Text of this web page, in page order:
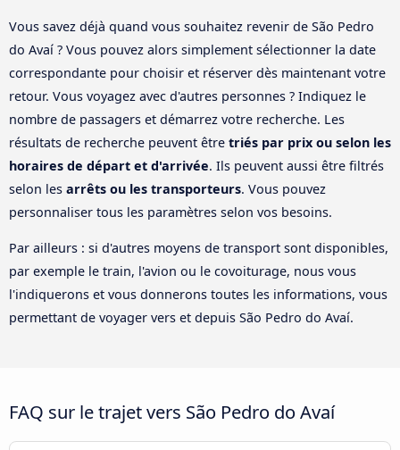
Vous savez déjà quand vous souhaitez revenir de São Pedro
do Avaí ? Vous pouvez alors simplement sélectionner la date
correspondante pour choisir et réserver dès maintenant votre
retour. Vous voyagez avec d'autres personnes ? Indiquez le
nombre de passagers et démarrez votre recherche. Les
résultats de recherche peuvent être triés par prix ou selon les
horaires de départ et d'arrivée. Ils peuvent aussi être filtrés
selon les arrêts ou les transporteurs. Vous pouvez
personnaliser tous les paramètres selon vos besoins.
Par ailleurs : si d'autres moyens de transport sont disponibles,
par exemple le train, l'avion ou le covoiturage, nous vous
l'indiquerons et vous donnerons toutes les informations, vous
permettant de voyager vers et depuis São Pedro do Avaí.
FAQ sur le trajet vers São Pedro do Avaí